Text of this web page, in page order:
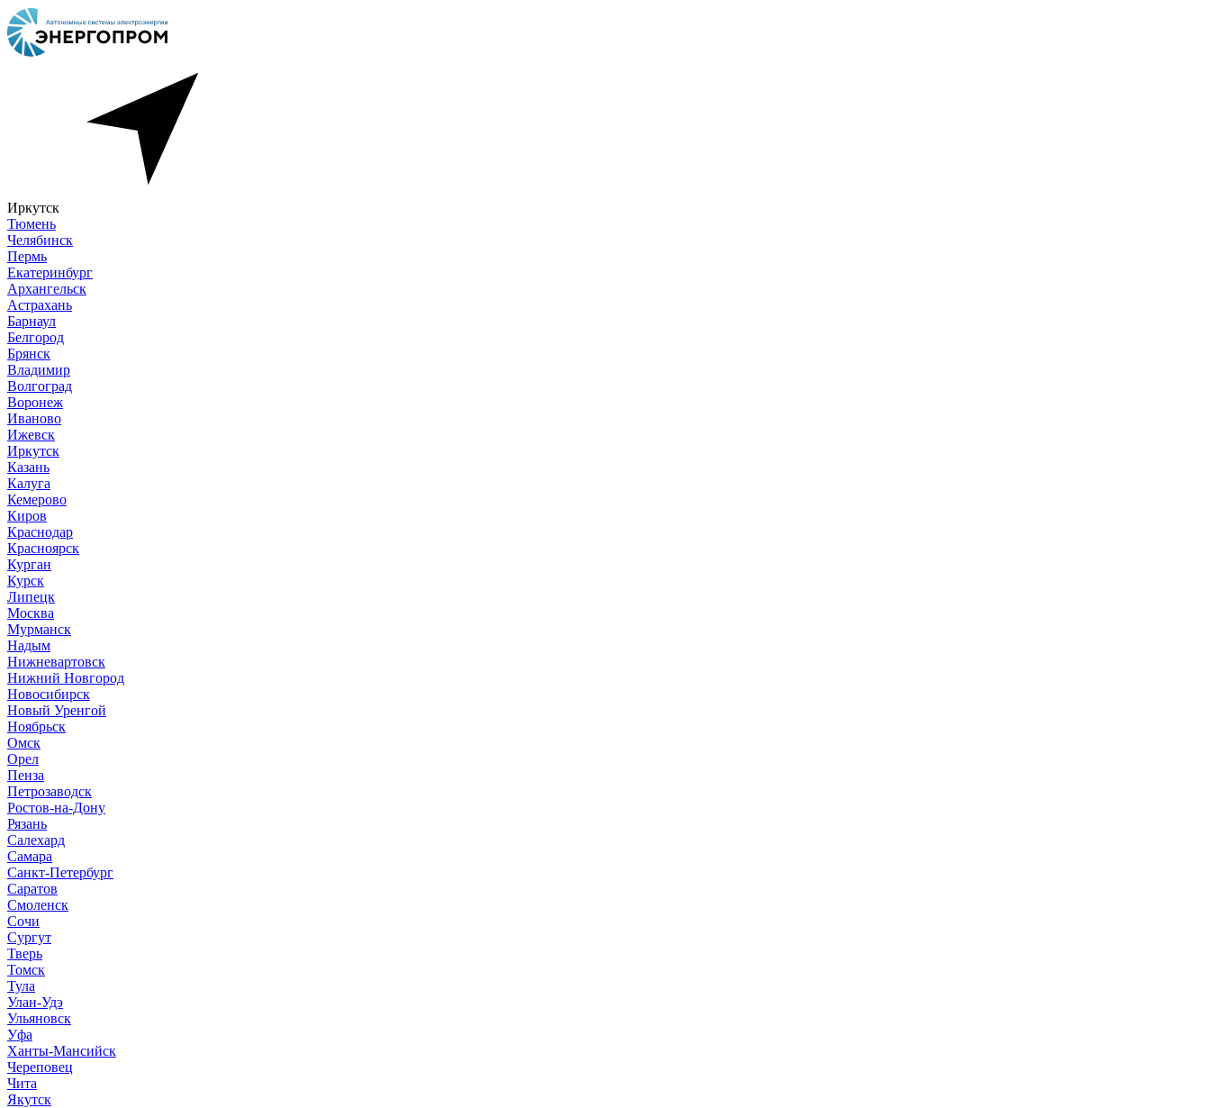
Иркутск
Тюмень
Челябинск
Пермь
Екатеринбург
Архангельск
Астрахань
Барнаул
Белгород
Брянск
Владимир
Волгоград
Воронеж
Иваново
Ижевск
Иркутск
Казань
Калуга
Кемерово
Киров
Краснодар
Красноярск
Курган
Курск
Липецк
Москва
Мурманск
Надым
Нижневартовск
Нижний Новгород
Новосибирск
Новый Уренгой
Ноябрьск
Омск
Орел
Пенза
Петрозаводск
Ростов-на-Дону
Рязань
Салехард
Самара
Санкт-Петербург
Саратов
Смоленск
Сочи
Сургут
Тверь
Томск
Тула
Улан-Удэ
Ульяновск
Уфа
Ханты-Мансийск
Череповец
Чита
Якутск